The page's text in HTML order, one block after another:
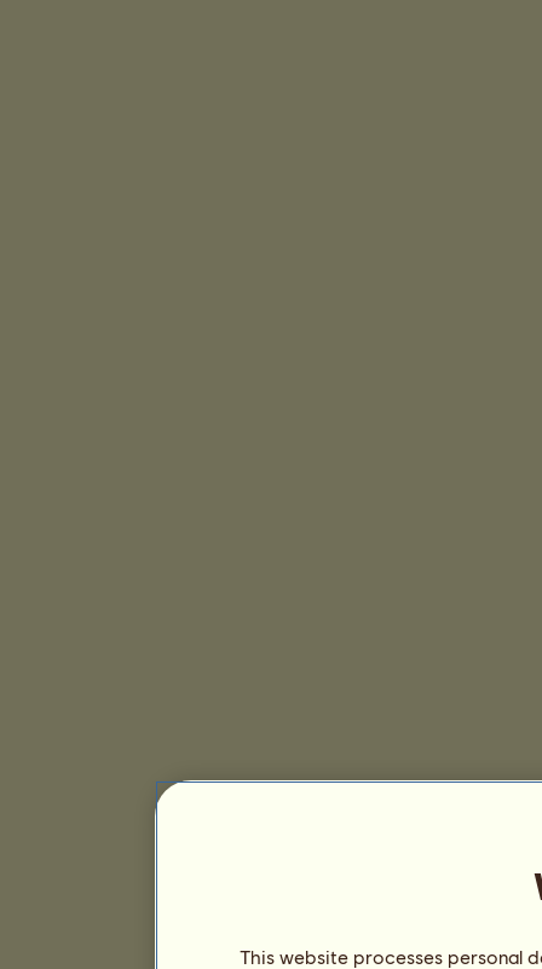
This website processes personal